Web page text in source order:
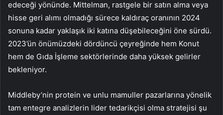
edeceği yönünde. Mittelman, rastgele bir satın alma veya
hisse geri alımı olmadığı sürece kaldıraç oranının 2024
sonuna kadar yaklaşık iki katına düşebileceğini öne sürdü.
2023’ün önümüzdeki dördüncü çeyreğinde hem Konut
hem de Gıda İşleme sektörlerinde daha yüksek gelirler
bekleniyor.
Middleby’nin protein ve unlu mamuller pazarlarına yönelik
tam entegre analizlerin lider tedarikçisi olma stratejisi şu